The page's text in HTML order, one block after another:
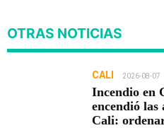
OTRAS NOTICIAS
CALI 2026-08-07
Incendio en
encendió las
Cali: